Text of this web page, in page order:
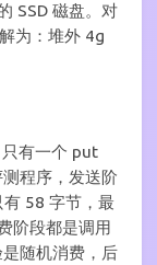
SSD 磁盘。对
为：堆外 4g
有一个 put
程序，发送阶
58 字节，最
阶段都是调用
随机消费，后